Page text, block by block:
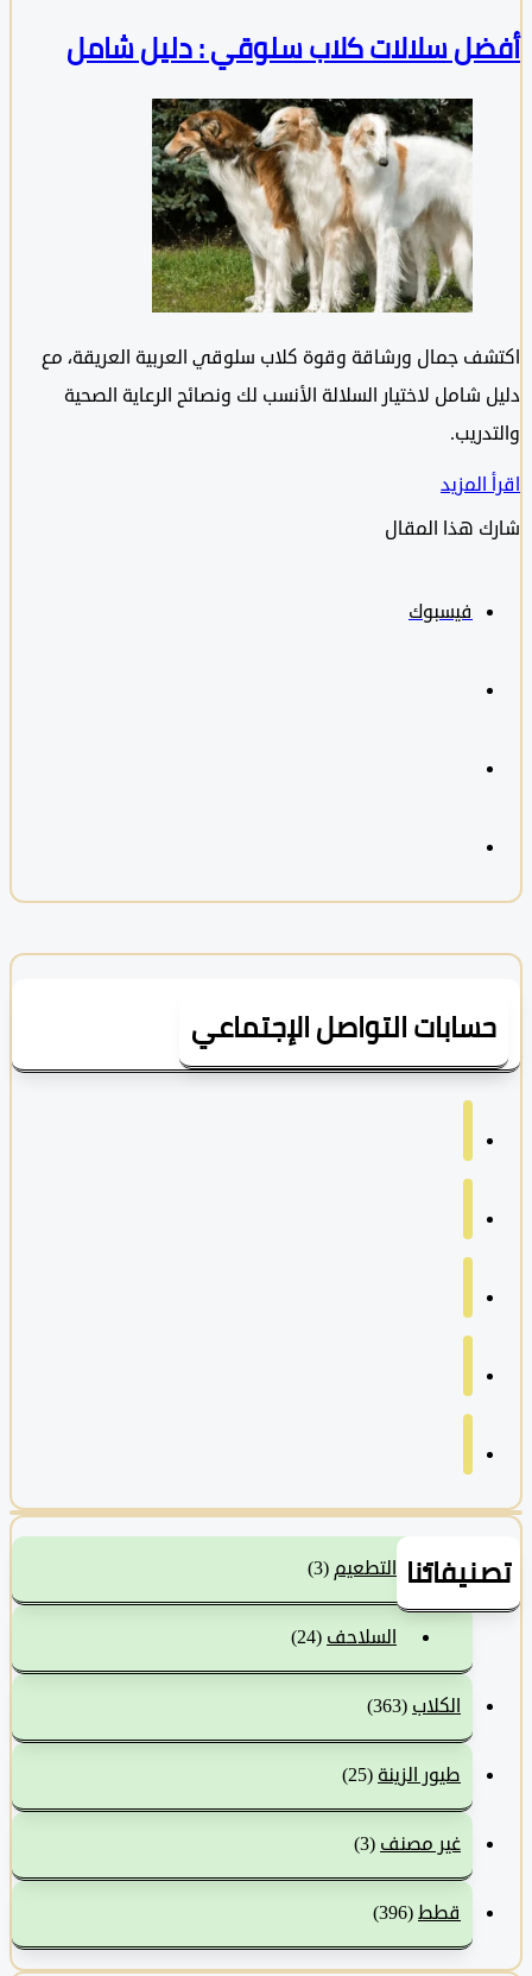
سلالات كلاب سلوقي : دليل شامل
جمال ورشاقة وقوة كلاب سلوقي العربية العريقة، مع
شامل لاختيار السلالة الأنسب لك ونصائح الرعاية الصحية
هذا المقال
فيسبوك
التواصل الإجتماعي
التطعيم(3)
السلاحف(24)
الكلاب(363)
طيور الزينة (25)
غير مصنف(3)
قطط (396)